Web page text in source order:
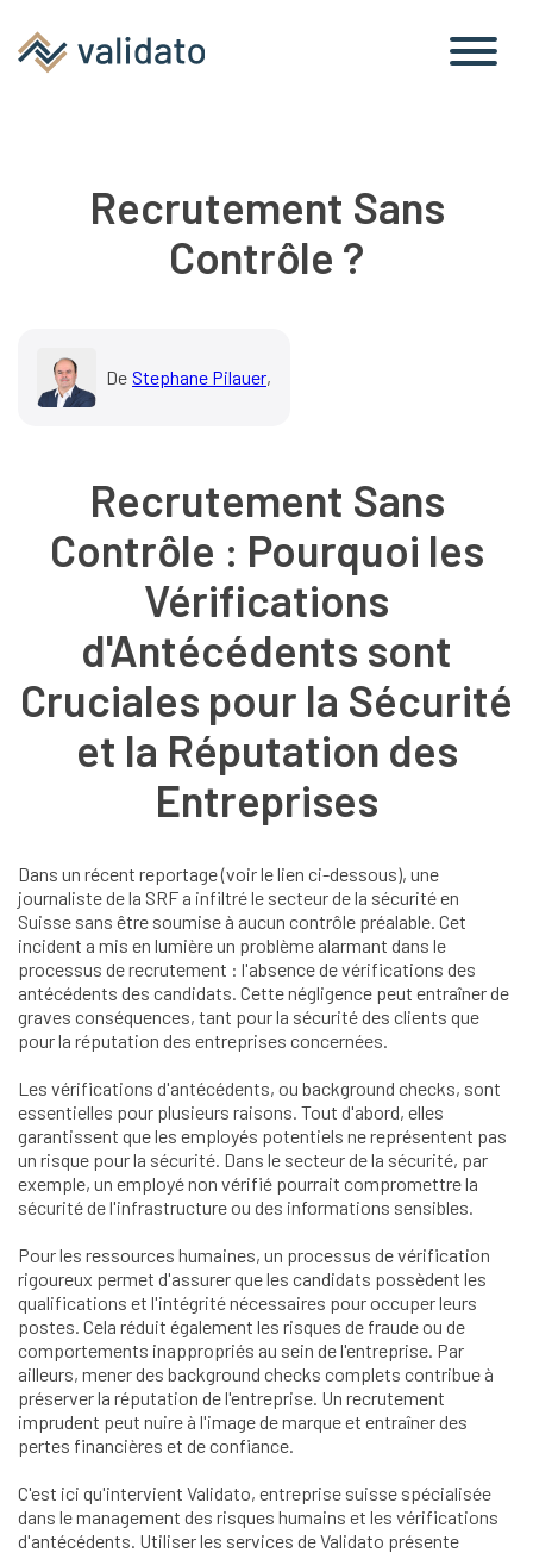
Recrutement Sans
Contrôle ?
De Stephane Pilauer,
Recrutement Sans
Contrôle : Pourquoi les
Vérifications
d'Antécédents sont
Cruciales pour la Sécurité
et la Réputation des
Entreprises
Dans un récent reportage (voir le lien ci-dessous), une
journaliste de la SRF a infiltré le secteur de la sécurité en
Suisse sans être soumise à aucun contrôle préalable. Cet
incident a mis en lumière un problème alarmant dans le
processus de recrutement : l'absence de vérifications des
antécédents des candidats. Cette négligence peut entraîner de
graves conséquences, tant pour la sécurité des clients que
pour la réputation des entreprises concernées.
Les vérifications d'antécédents, ou background checks, sont
essentielles pour plusieurs raisons. Tout d'abord, elles
garantissent que les employés potentiels ne représentent pas
un risque pour la sécurité. Dans le secteur de la sécurité, par
exemple, un employé non vérifié pourrait compromettre la
sécurité de l'infrastructure ou des informations sensibles.
Pour les ressources humaines, un processus de vérification
rigoureux permet d'assurer que les candidats possèdent les
qualifications et l'intégrité nécessaires pour occuper leurs
postes. Cela réduit également les risques de fraude ou de
comportements inappropriés au sein de l'entreprise. Par
ailleurs, mener des background checks complets contribue à
préserver la réputation de l'entreprise. Un recrutement
imprudent peut nuire à l'image de marque et entraîner des
pertes financières et de confiance.
C'est ici qu'intervient Validato, entreprise suisse spécialisée
dans le management des risques humains et les vérifications
d'antécédents. Utiliser les services de Validato présente